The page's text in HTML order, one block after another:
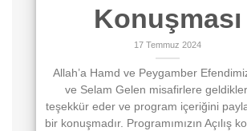
Konuşması
17 Temmuz 2024
Allah’a Hamd ve Peygamber
ve Selam Gelen misafirlere
teşekkür eder ve program içeriğini
bir konuşmadır. Programımızın Açılış